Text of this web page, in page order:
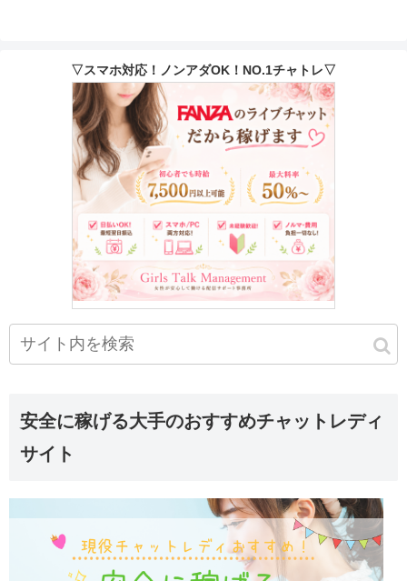
▽スマホ対応！ノンアダOK！NO.1チャトレ▽
安全に稼げる大手のおすすめチャットレディ
サイト